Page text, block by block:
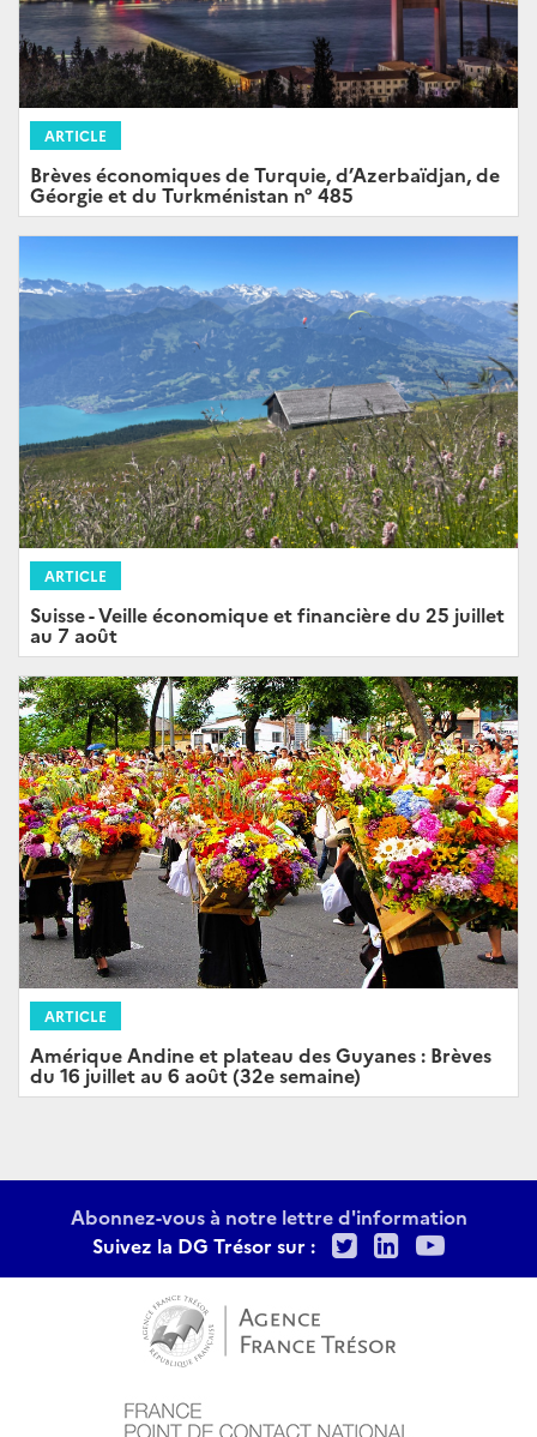
ARTICLE
Brèves économiques de Turquie, d’Azerbaïdjan, de
Géorgie et du Turkménistan n° 485
ARTICLE
Suisse - Veille économique et financière du 25 juillet
au 7 août
ARTICLE
Amérique Andine et plateau des Guyanes : Brèves
du 16 juillet au 6 août (32e semaine)
Abonnez-vous à notre lettre d'information
Suivez la DG Trésor sur :
TwitterLinkedIn